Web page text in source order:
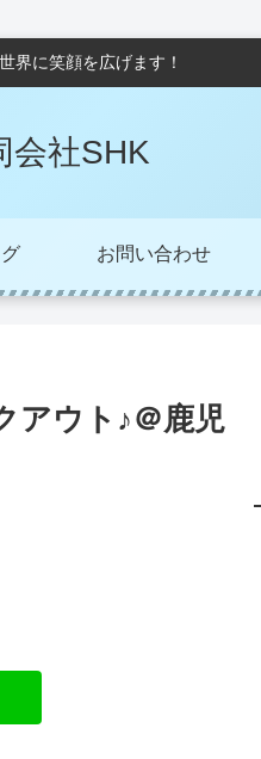
界に笑顔を広げます！
会社SHK
お問い合わせ
アウト♪＠鹿児